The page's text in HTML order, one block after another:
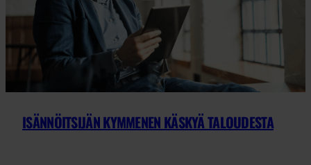
ISÄNNÖITSIJÄN KYMMENEN KÄSKYÄ TALOUDESTA